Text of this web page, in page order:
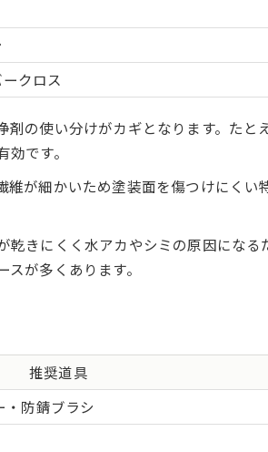
クロス
の使い分けがカギとなります。た
です。
が細かいため塗装面を傷つけにく
乾きにくく水アカやシミの原因にな
が多くあります。
推奨道具
・防錆ブラシ